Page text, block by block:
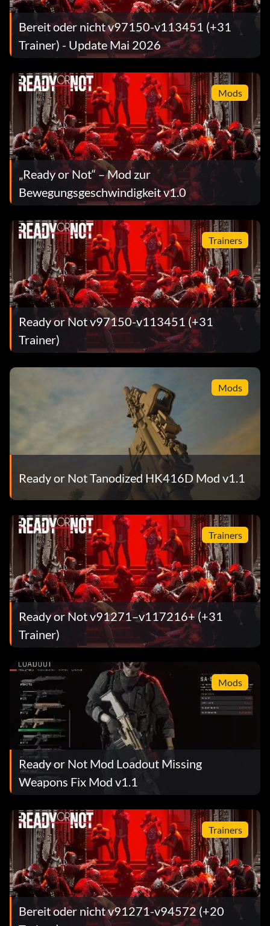
Bereit oder nicht v97150-v113451 (+31
Trainer) - Update Mai 2026
Mods
„Ready or Not“ – Mod zur
Bewegungsgeschwindigkeit v1.0
Trainers
Ready or Not v97150-v113451 (+31
Trainer)
Mods
Ready or Not Tanodized HK416D Mod v1.1
Trainers
Ready or Not v91271–v117216+ (+31
Trainer)
Mods
Ready or Not Mod Loadout Missing
Weapons Fix Mod v1.1
Trainers
Bereit oder nicht v91271-v94572 (+20